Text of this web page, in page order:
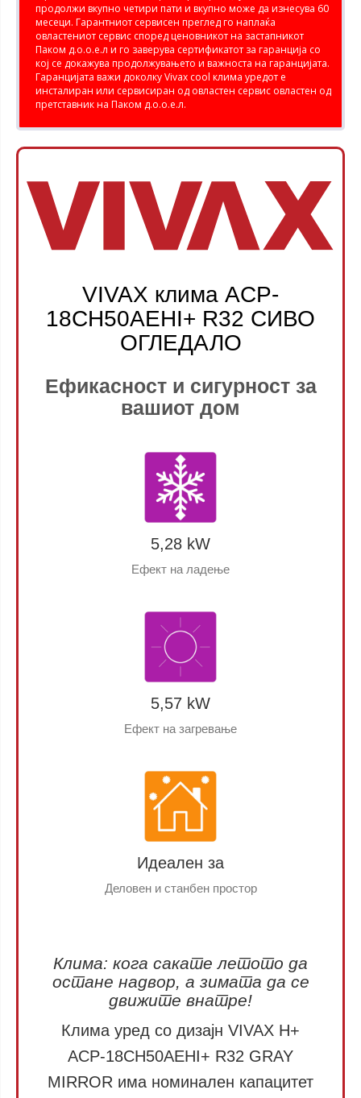
продолжи вкупно четири пати и вкупно може да изнесува 60
месеци. Гарантниот сервисен преглед го наплаќа
овластениот сервис според ценовникот на застапникот
Паком д.о.о.е.л и го заверува сертификатот за гаранција со
кој се докажува продолжувањето и важноста на гаранцијата.
Гаранцијата важи доколку Vivax cool клима уредот е
инсталиран или сервисиран од овластен сервис овластен од
претставник на Паком д.о.о.е.л.
VIVAX клима ACP-
18CH50AEHI+ R32 СИВО
ОГЛЕДАЛО
Ефикасност и сигурност за
вашиот дом
5,28 kW
Ефект на ладење
5,57 kW
Ефект на загревање
Идеален за
Деловен и станбен простор
Клима: кога сакате летото да
остане надвор, а зимата да се
движите внатре!
Клима уред со дизајн VIVAX H+
ACP-18CH50AEHI+ R32 GRAY
MIRROR има номинален капацитет